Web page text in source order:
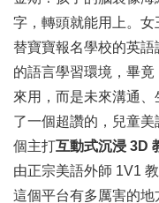
字，轉頭就能用上。
替寶寶報名學校的英
的語言學習環境，畢
來用，而是未來溝通
了一個超讚的，兒童美
個主打互動式沉浸 3D
由正宗美語外師 1V1
這個平台有多厲害的地